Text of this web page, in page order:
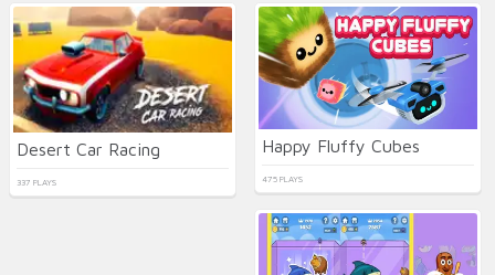
Desert Car Racing
337 PLAYS
Happy Fluffy Cubes
475 PLAYS